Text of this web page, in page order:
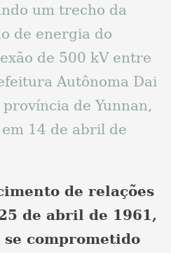
um trecho da
de energia do
de 500 kV entre
Autônoma Dai
de Yunnan,
14 de abril de
de relações
de abril de 1961,
comprometido